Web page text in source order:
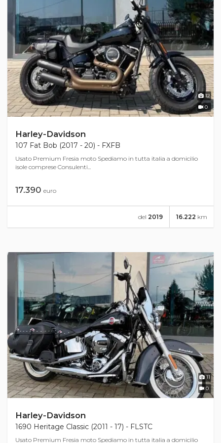
12
0
Harley-Davidson
107 Fat Bob (2017 - 20) - FXFB
Usato Premium Fresia moto Spediamo in tutta italia a domicilio
isole comprese Consulenti...
17.390 euro
16.222 km
del 2019
11
0
Harley-Davidson
1690 Heritage Classic (2011 - 17) - FLSTC
Usato Premium Fresia moto Spediamo in tutta italia a domicilio